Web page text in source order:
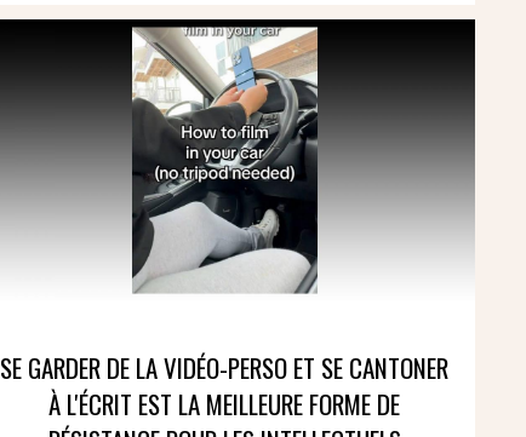
SE GARDER DE LA VIDÉO-PERSO ET SE CANTONER
À L'ÉCRIT EST LA MEILLEURE FORME DE